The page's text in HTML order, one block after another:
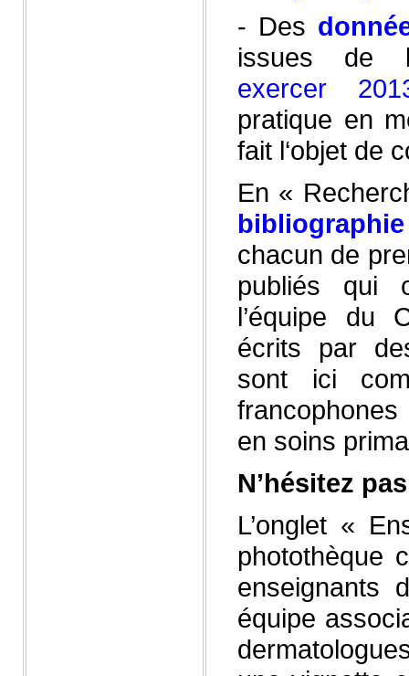
- Des
issues de
exercer
pratique en
fait l‘objet de
En «
chacun de
publiés qui
l’équipe du
écrits par
sont ici
en soins
N’hésitez
L’onglet «
photothèque
enseignants
équipe